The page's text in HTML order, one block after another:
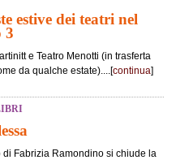
estive dei teatri nel
3
e Teatro Menotti (in trasferta
da qualche estate)....[continua]
di Fabrizia Ramondino si chiude la